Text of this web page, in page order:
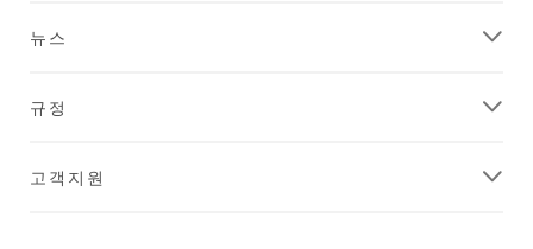
뉴스
규정
고객지원